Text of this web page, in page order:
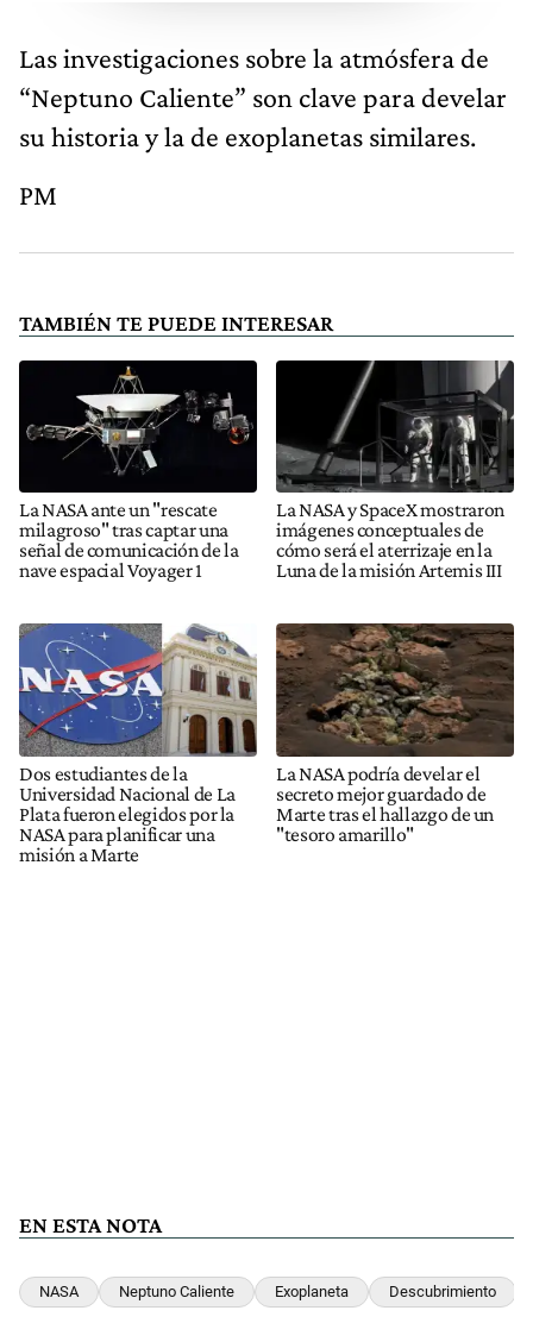
Las investigaciones sobre la atmósfera de
“Neptuno Caliente” son clave para develar
su historia y la de exoplanetas similares.
PM
TAMBIÉN TE PUEDE INTERESAR
La NASA ante un "rescate
milagroso" tras captar una
señal de comunicación de la
nave espacial Voyager 1
La NASA y SpaceX mostraron
imágenes conceptuales de
cómo será el aterrizaje en la
Luna de la misión Artemis III
Dos estudiantes de la
Universidad Nacional de La
Plata fueron elegidos por la
NASA para planificar una
misión a Marte
La NASA podría develar el
secreto mejor guardado de
Marte tras el hallazgo de un
"tesoro amarillo"
EN ESTA NOTA
NASA Neptuno Caliente Exoplaneta Descubrimiento